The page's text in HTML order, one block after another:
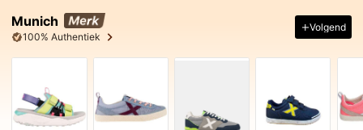
Munich
100% Authentiek
Volgend